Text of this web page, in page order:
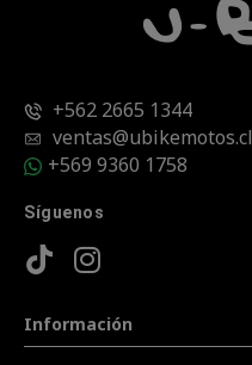
+562 2665 1344
ventas@ubikemotos.cl
+569 9360 1758
Síguenos
Información